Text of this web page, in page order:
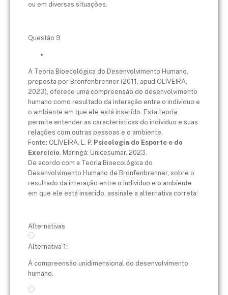
ou em diversas situações.
Questão 9
A Teoria Bioecológica do Desenvolvimento Humano,
proposta por Bronfenbrenner (2011, apud OLIVEIRA,
2023), oferece uma compreensão do desenvolvimento
humano como resultado da interação entre o indivíduo e
o ambiente em que ele está inserido. Esta teoria
permite entender as características do indivíduo e suas
relações com outras pessoas e o ambiente.
Fonte: OLIVEIRA, L. P. Psicologia do Esporte e do
Exercício . Maringá: Unicesumar, 2023.
De acordo com a Teoria Bioecológica do
Desenvolvimento Humano de Bronfenbrenner, sobre o
resultado da interação entre o indivíduo e o ambiente
em que ele está inserido, assinale a alternativa correta:
Alternativas
Alternativa 1:
A compreensão unidimensional do desenvolvimento
humano.